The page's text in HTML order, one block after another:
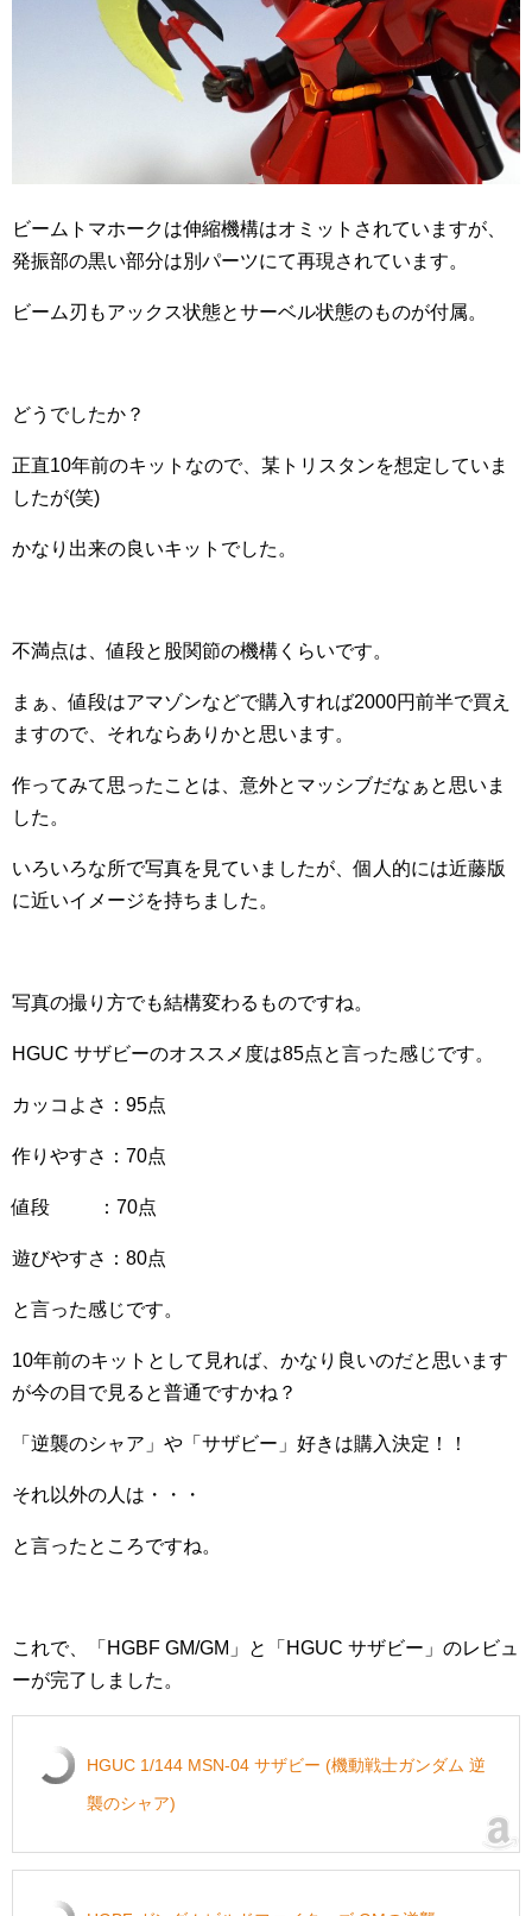
ビームトマホークは伸縮機構はオミットされていますが、
発振部の黒い部分は別パーツにて再現されています。
ビーム刃もアックス状態とサーベル状態のものが付属。
どうでしたか？
正直10年前のキットなので、某トリスタンを想定していま
したが(笑)
かなり出来の良いキットでした。
不満点は、値段と股関節の機構くらいです。
まぁ、値段はアマゾンなどで購入すれば2000円前半で買え
ますので、それならありかと思います。
作ってみて思ったことは、意外とマッシブだなぁと思いま
した。
いろいろな所で写真を見ていましたが、個人的には近藤版
に近いイメージを持ちました。
写真の撮り方でも結構変わるものですね。
HGUC サザビーのオススメ度は85点と言った感じです。
カッコよさ：95点
作りやすさ：70点
値段 ：70点
遊びやすさ：80点
と言った感じです。
10年前のキットとして見れば、かなり良いのだと思います
が今の目で見ると普通ですかね？
「逆襲のシャア」や「サザビー」好きは購入決定！！
それ以外の人は・・・
と言ったところですね。
これで、「HGBF GM/GM」と「HGUC サザビー」のレビュ
ーが完了しました。
HGUC 1/144 MSN-04 サザビー (機動戦士ガンダム 逆
襲のシャア)